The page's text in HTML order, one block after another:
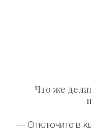
Что же
— Отключите в